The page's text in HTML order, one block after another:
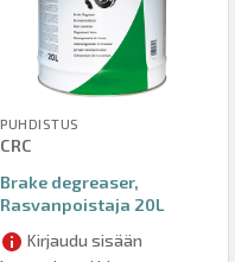
PUHDISTUS
CRC
Brake degreaser,
Rasvanpoistaja 20L
Kirjaudu sisään